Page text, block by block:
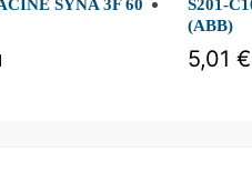
ŠYNA 3F 60
S201-
(ABB)
5,01 €